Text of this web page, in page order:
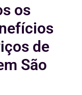
os
de
São